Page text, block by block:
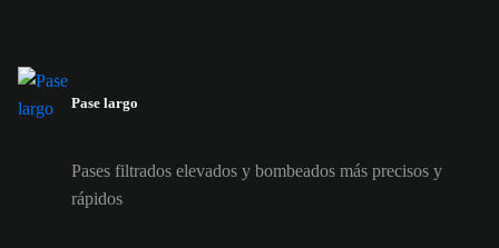
Pase largo
Pases filtrados elevados y bombeados más precisos y
rápidos